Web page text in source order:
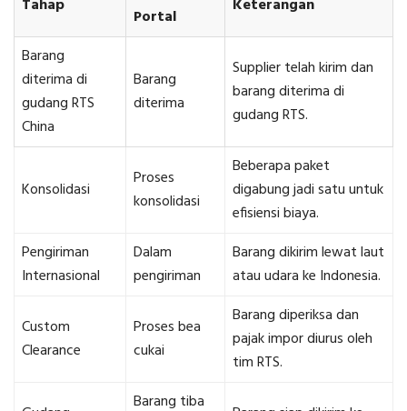
Tahap
Portal
Keterangan
Barang
diterima di
gudang RTS
China
Barang
diterima
Supplier telah kirim dan
barang diterima di
gudang RTS.
Konsolidasi
Proses
konsolidasi
Beberapa paket
digabung jadi satu untuk
efisiensi biaya.
Pengiriman
Internasional
Dalam
pengiriman
Barang dikirim lewat laut
atau udara ke Indonesia.
Custom
Clearance
Proses bea
cukai
Barang diperiksa dan
pajak impor diurus oleh
tim RTS.
Barang tiba